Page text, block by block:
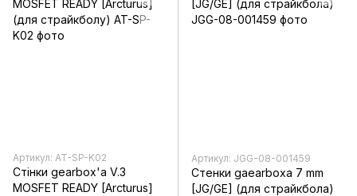
Артикул: AT-SP-K02
Стінки gearbox'a V.3
MOSFET READY [Arcturus]
Артикул: JGG-08-001459
Стенки gaearboxa 7 mm
[JG/GE] (для страйкбола)